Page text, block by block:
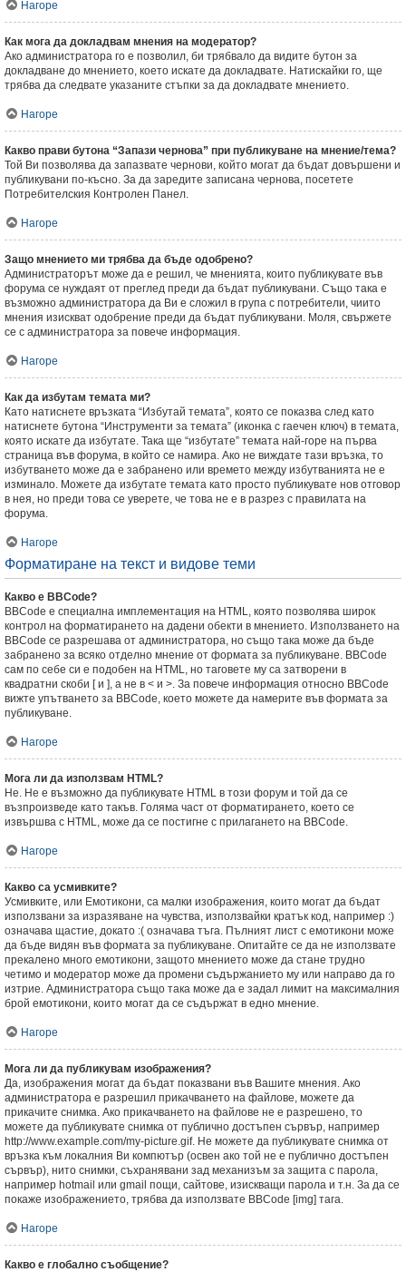
Нагоре
Как мога да докладвам мнения на модератор?
Ако администратора го е позволил, би трябвало да видите бутон за
докладване до мнението, което искате да докладвате. Натискайки го, ще
трябва да следвате указаните стъпки за да докладвате мнението.
Нагоре
Какво прави бутона “Запази чернова” при публикуване на мнение/тема?
Той Ви позволява да запазвате чернови, който могат да бъдат довършени и
публикувани по-късно. За да заредите записана чернова, посетете
Потребителския Контролен Панел.
Нагоре
Защо мнението ми трябва да бъде одобрено?
Администраторът може да е решил, че мненията, които публикувате във
форума се нуждаят от преглед преди да бъдат публикувани. Също така е
възможно администратора да Ви е сложил в група с потребители, чиито
мнения изискват одобрение преди да бъдат публикувани. Моля, свържете
се с администратора за повече информация.
Нагоре
Как да избутам темата ми?
Като натиснете връзката “Избутай темата”, която се показва след като
натиснете бутона “Инструменти за темата” (иконка с гаечен ключ) в темата,
която искате да избутате. Така ще “избутате” темата най-горе на първа
страница във форума, в който се намира. Ако не виждате тази връзка, то
избутването може да е забранено или времето между избутванията не е
изминало. Можете да избутате темата като просто публикувате нов отговор
в нея, но преди това се уверете, че това не е в разрез с правилата на
форума.
Нагоре
Форматиране на текст и видове теми
Какво е BBCode?
BBCode е специална имплементация на HTML, която позволява широк
контрол на форматирането на дадени обекти в мнението. Използването на
BBCode се разрешава от администратора, но също така може да бъде
забранено за всяко отделно мнение от формата за публикуване. BBCode
сам по себе си е подобен на HTML, но таговете му са затворени в
квадратни скоби [ и ], а не в < и >. За повече информация относно BBCode
вижте упътването за BBCode, което можете да намерите във формата за
публикуване.
Нагоре
Мога ли да използвам HTML?
Не. Не е възможно да публикувате HTML в този форум и той да се
възпроизведе като такъв. Голяма част от форматирането, което се
извършва с HTML, може да се постигне с прилагането на BBCode.
Нагоре
Какво са усмивките?
Усмивките, или Емотикони, са малки изображения, които могат да бъдат
използвани за изразяване на чувства, използвайки кратък код, например :)
означава щастие, докато :( означава тъга. Пълният лист с емотикони може
да бъде видян във формата за публикуване. Опитайте се да не използвате
прекалено много емотикони, защото мнението може да стане трудно
четимо и модератор може да промени съдържанието му или направо да го
изтрие. Администратора също така може да е задал лимит на максималния
брой емотикони, които могат да се съдържат в едно мнение.
Нагоре
Мога ли да публикувам изображения?
Да, изображения могат да бъдат показвани във Вашите мнения. Ако
администратора е разрешил прикачването на файлове, можете да
прикачите снимка. Ако прикачването на файлове не е разрешено, то
можете да публикувате снимка от публично достъпен сървър, например
http://www.example.com/my-picture.gif. Не можете да публикувате снимка от
връзка към локалния Ви компютър (освен ако той не е публично достъпен
сървър), нито снимки, съхранявани зад механизъм за защита с парола,
например hotmail или gmail пощи, сайтове, изискващи парола и т.н. За да се
покаже изображението, трябва да използвате BBCode [img] тага.
Нагоре
Какво е глобално съобщение?